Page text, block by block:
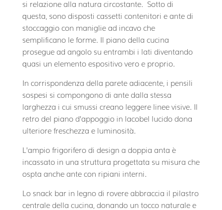
si relazione alla natura circostante. Sotto di
questa, sono disposti cassetti contenitori e ante di
stoccaggio con maniglie ad incavo che
semplificano le forme. Il piano della cucina
prosegue ad angolo su entrambi i lati diventando
quasi un elemento espositivo vero e proprio.
In corrispondenza della parete adiacente, i pensili
sospesi si compongono di ante dalla stessa
larghezza i cui smussi creano leggere linee visive. Il
retro del piano d’appoggio in lacobel lucido dona
ulteriore freschezza e luminosità.
L’ampio frigorifero di design a doppia anta è
incassato in una struttura progettata su misura che
ospta anche ante con ripiani interni.
Lo snack bar in legno di rovere abbraccia il pilastro
centrale della cucina, donando un tocco naturale e